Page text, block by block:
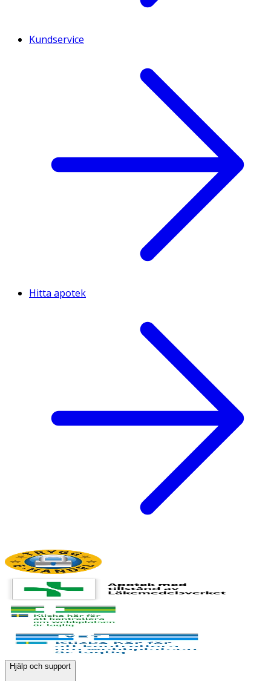
Kundservice
Hitta apotek
Hjälp och support